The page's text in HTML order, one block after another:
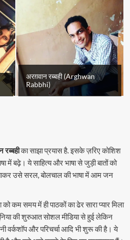
अरग़वान रब्बही (Arghwan
Rabbhi)
रब्बहीका साझा प्रयास है. इसके ज़रिए कोशिश
में बढ़े। ये साहित्य और भाषा से जुड़ी बातों को
उसे सरल, बोलचाल की भाषा में आम जन
कम समय में ही पाठकों का ढेर सारा प्यार मिला
की शुरुआत सोशल मीडिया से हुई लेकिन
वर्कशॉप और परिचर्चा आदि भी शुरू की है। ये